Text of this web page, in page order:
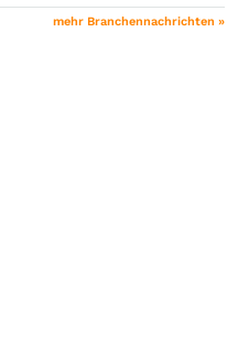
mehr Branchennachrichten »